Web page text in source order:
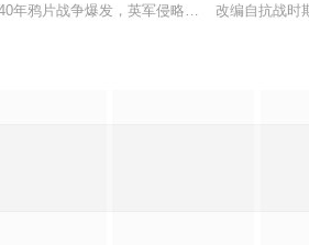
嘱》《抉择》《生命大接力》。《军属》讲
年鸦片战争爆发，英军侵略军攻破广州，饱经
改编自抗战时